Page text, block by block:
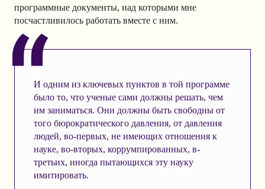
программные документы, над которыми мне
посчастливилось работать вместе с ним.
И одним из ключевых пунктов в той программе
было то, что ученые сами должны решать, чем
им заниматься. Они должны быть свободны от
того бюрократического давления, от давления
людей, во-первых, не имеющих отношения к
науке, во-вторых, коррумпированных, в-
третьих, иногда пытающихся эту науку
имитировать.